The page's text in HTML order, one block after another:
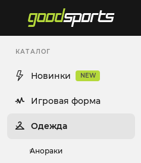
КАТАЛОГ
Новинки NEW
Игровая форма
Одежда
Анораки